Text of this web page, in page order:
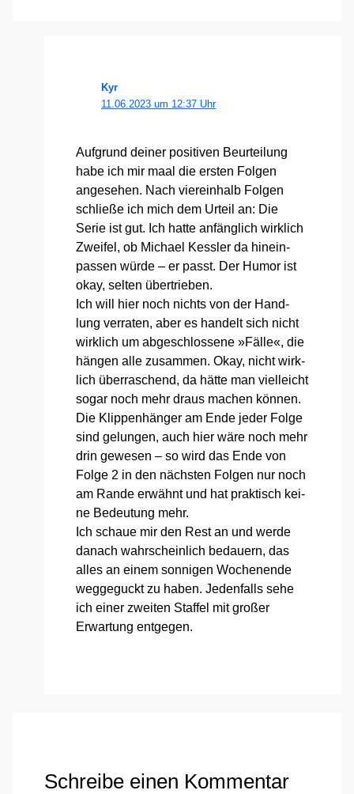
Kyr
11.06.2023 um 12:37 Uhr
Auf­grund dei­ner posi­ti­ven Beur­tei­lung
habe ich mir maal die ers­ten Fol­gen
ange­se­hen. Nach vier­ein­halb Fol­gen
schlie­ße ich mich dem Urteil an: Die
Serie ist gut. Ich hat­te anfäng­lich wirk­lich
Zwei­fel, ob Micha­el Kess­ler da hin­ein­
pas­sen wür­de – er passt. Der Humor ist
okay, sel­ten über­trie­ben.
Ich will hier noch nichts von der Hand­
lung ver­ra­ten, aber es han­delt sich nicht
wirk­lich um abge­schlos­se­ne »Fäl­le«, die
hän­gen alle zusam­men. Okay, nicht wirk­
lich über­ra­schend, da hät­te man viel­leicht
sogar noch mehr draus machen kön­nen.
Die Klip­pen­hän­ger am Ende jeder Fol­ge
sind gelun­gen, auch hier wäre noch mehr
drin gewe­sen – so wird das Ende von
Fol­ge 2 in den nächs­ten Fol­gen nur noch
am Ran­de erwähnt und hat prak­tisch kei­
ne Bedeu­tung mehr.
Ich schaue mir den Rest an und wer­de
danach wahr­schein­lich bedau­ern, das
alles an einem son­ni­gen Wochen­en­de
weg­ge­guckt zu haben. Jeden­falls sehe
ich einer zwei­ten Staf­fel mit gro­ßer
Erwar­tung ent­ge­gen.
Schreibe einen Kommentar